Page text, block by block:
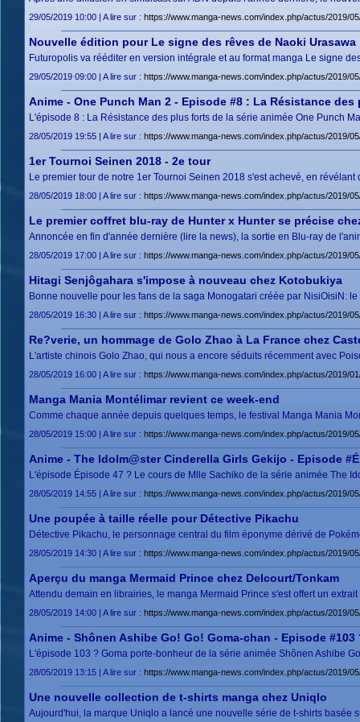
29/05/2019 10:00 | A lire sur : https://www.manga-news.com/index.php/actus/2019/
Nouvelle édition pour Le signe des rêves de Naoki Urasawa
Futuropolis va rééditer en version intégrale et au format manga Le signe
29/05/2019 09:00 | A lire sur : https://www.manga-news.com/index.php/actus/2019/
Anime - One Punch Man 2 - Episode #8 : La Résistance
L'épisode 8 : La Résistance des plus forts de la série animée One Punch
28/05/2019 19:55 | A lire sur : https://www.manga-news.com/index.php/actus/2019/
1er Tournoi Seinen 2018 - 2e tour
Le premier tour de notre 1er Tournoi Seinen 2018 s'est achevé, en
28/05/2019 18:00 | A lire sur : https://www.manga-news.com/index.php/actus/2019/
Le premier coffret blu-ray de Hunter x Hunter se précise
Annoncée en fin d'année dernière (lire la news), la sortie en Blu-ray de
28/05/2019 17:00 | A lire sur : https://www.manga-news.com/index.php/actus/2019/
Hitagi Senjôgahara s'impose à nouveau chez Kotobukiya
Bonne nouvelle pour les fans de la saga Monogatari créée par NisiOisiN:
28/05/2019 16:30 | A lire sur : https://www.manga-news.com/index.php/actus/2019/
Re?verie, un hommage de Golo Zhao à La France chez
L'artiste chinois Golo Zhao, qui nous a encore séduits récemment avec
28/05/2019 16:00 | A lire sur : https://www.manga-news.com/index.php/actus/2019/
Manga Mania Montélimar revient ce week-end
Comme chaque année depuis quelques temps, le festival Manga Mania
28/05/2019 15:00 | A lire sur : https://www.manga-news.com/index.php/actus/2019/
Anime - The Idolm@ster Cinderella Girls Gekijo - Episode
L'épisode Épisode 47 ? Le cours de Mlle Sachiko de la série animée The
28/05/2019 14:55 | A lire sur : https://www.manga-news.com/index.php/actus/2019/
Une poupée à taille réelle pour Détective Pikachu
Détective Pikachu, le personnage central du film éponyme dérivé de
28/05/2019 14:30 | A lire sur : https://www.manga-news.com/index.php/actus/2019/
Aperçu du manga Mermaid Prince chez Delcourt/Tonkam
Attendu demain en librairies, le manga Mermaid Prince s'est offert un
28/05/2019 14:00 | A lire sur : https://www.manga-news.com/index.php/actus/2019/
Anime - Shônen Ashibe Go! Go! Goma-chan - Episode
L'épisode 103 ? Goma porte-bonheur de la série animée Shônen Ashibe
28/05/2019 13:15 | A lire sur : https://www.manga-news.com/index.php/actus/2019/
Une nouvelle collection de t-shirts manga chez Uniqlo
Aujourd'hui, la marque Uniqlo a lancé une nouvelle série de t-shirts basée